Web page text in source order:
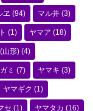
ヱ (94) マル井 (3)
(1) ヤマア (18)
山形) (4)
ミ (7) ヤマキ (3)
ヤマギク (1)
セ (1) ヤマタカ (16)